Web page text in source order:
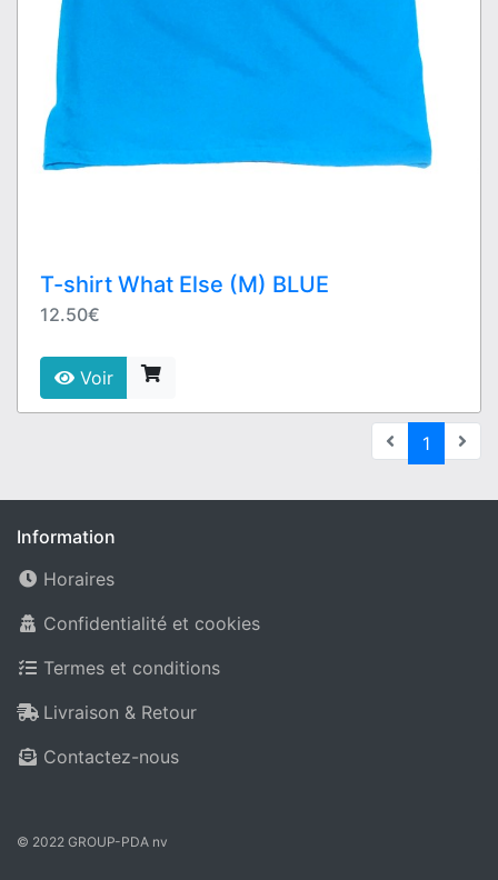
T-shirt What Else (M) BLUE
12.50€
Voir
1
Information
Horaires
Confidentialité et cookies
Termes et conditions
Livraison & Retour
Contactez-nous
© 2022 GROUP-PDA nv